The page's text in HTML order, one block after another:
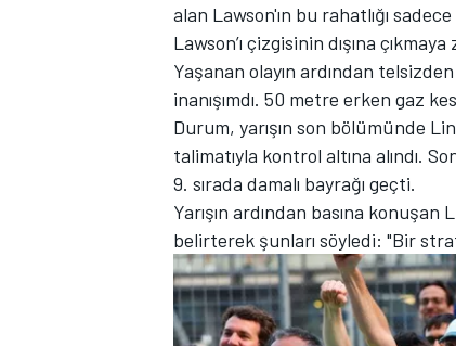
alan Lawson'ın bu rahatlığı
Lawson’ı çizgisinin dışına
Yaşanan olayın ardından
inanışımdı. 50 metre erken gaz
Durum, yarışın son bölümünde
talimatıyla kontrol altına alındı.
9. sırada damalı bayrağı geçti.
Yarışın ardından basına
belirterek şunları söyledi: "Bir